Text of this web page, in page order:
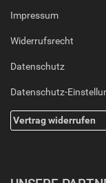
Impressum
Widerrufsrecht
Datenschutz
Datenschutz-
Vertrag widerrufen